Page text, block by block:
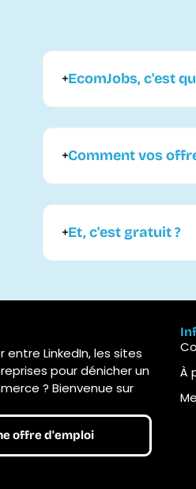
EcomJobs, c'est
Comment vos
Et, c'est gratuit ?
entre LinkedIn, les sites
pour dénicher un
? Bienvenue sur
offre d'emploi
À